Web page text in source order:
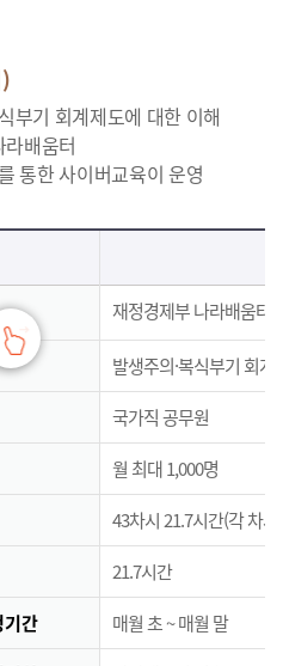
부기 회계제도에 대한 이해
배움터
한 사이버교육이 운영
재정경제부 나라배움터(
발생주의·복식부기 회계
국가직 공무원
월 최대 1,000명
43차시 21.7시간(각 차
21.7시간
기간 매월 초 ~ 매월 말